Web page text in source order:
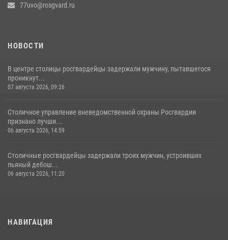
77uvo@rosgvard.ru
НОВОСТИ
В центре столицы росгвардейцы задержали мужчину, пытавшегося
проникнут...
07 августа 2026, 09:26
Столичное управление вневедомственной охраны Росгвардии
признано лучши...
06 августа 2026, 14:59
Столичные росгвардейцы задержали троих мужчин, устроивших
пьяный дебош...
06 августа 2026, 11:20
НАВИГАЦИЯ